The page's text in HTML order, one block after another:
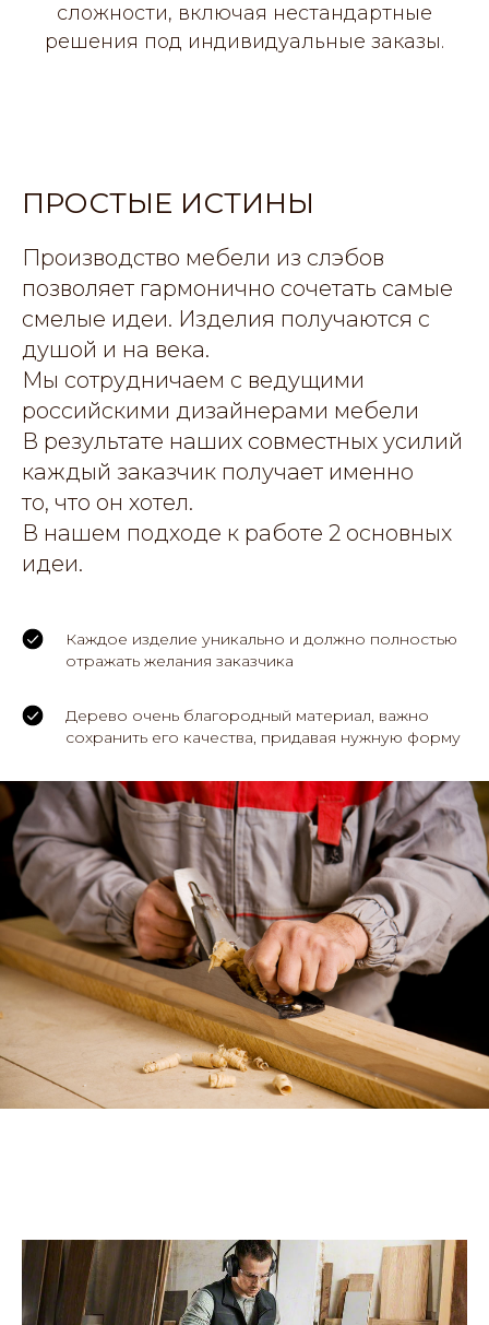
сложности, включая нестандартные
решения под индивидуальные заказы.
ПРОСТЫЕ ИСТИНЫ
Производство мебели из слэбов
позволяет гармонично сочетать самые
смелые идеи. Изделия получаются с
душой и на века.
Мы сотрудничаем с ведущими
российскими дизайнерами мебели
В результате наших совместных усилий
каждый заказчик получает именно
то, что он хотел.
В нашем подходе к работе 2 основных
идеи.
Каждое изделие уникально и должно полностью
отражать желания заказчика
Дерево очень благородный материал, важно
сохранить его качества, придавая нужную форму